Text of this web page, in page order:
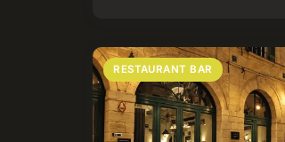
RESTAURANT BAR